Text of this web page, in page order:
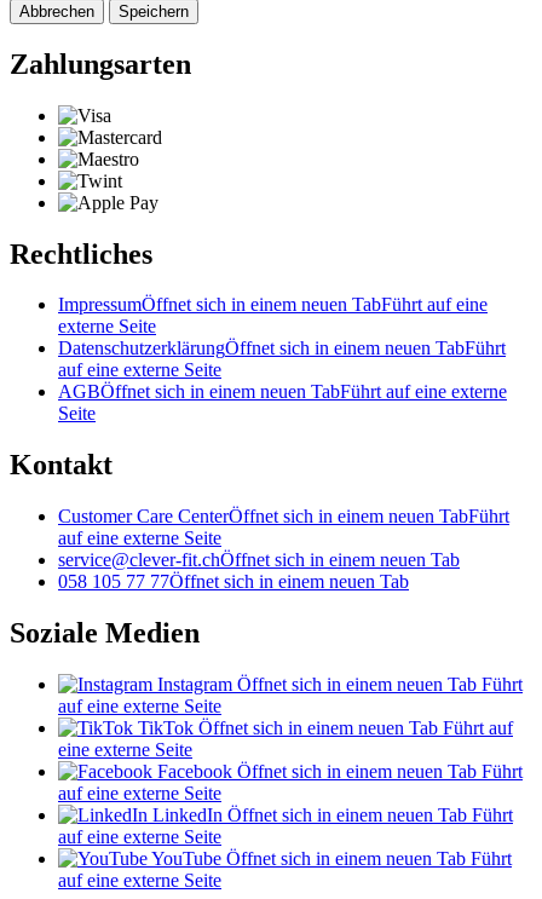
Abbrechen Speichern
Zahlungsarten
Rechtliches
ImpressumÖffnet sich in einem neuen TabFührt auf eine
externe Seite
DatenschutzerklärungÖffnet sich in einem neuen TabFührt
auf eine externe Seite
AGBÖffnet sich in einem neuen TabFührt auf eine externe
Seite
Kontakt
Customer Care CenterÖffnet sich in einem neuen TabFührt
auf eine externe Seite
service@clever-fit.chÖffnet sich in einem neuen Tab
058 105 77 77Öffnet sich in einem neuen Tab
Soziale Medien
Instagram Öffnet sich in einem neuen Tab Führt
auf eine externe Seite
TikTok Öffnet sich in einem neuen Tab Führt auf
eine externe Seite
Facebook Öffnet sich in einem neuen Tab Führt
auf eine externe Seite
LinkedIn Öffnet sich in einem neuen Tab Führt
auf eine externe Seite
YouTube Öffnet sich in einem neuen Tab Führt
auf eine externe Seite